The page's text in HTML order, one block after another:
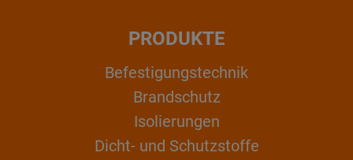
PRODUKTE
Befestigungstechnik
Brandschutz
Isolierungen
Dicht- und Schutzstoffe